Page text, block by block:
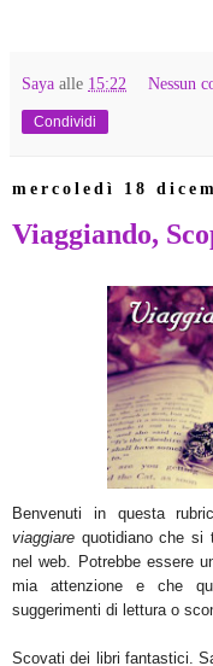
Saya alle 15:22 Nessun
Condividi
mercoledì 18
Viaggiando,
Benvenuti in questa
viaggiare quotidiano che si
nel web. Potrebbe essere
mia attenzione e che
suggerimenti di lettura o
Scovati dei libri fantastici.